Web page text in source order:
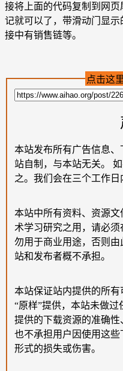
接将上面的代码复制到网
记就可以了，带滑动门显
接中有销售链等。
点击这
本站发布所有广告信息
站自制，与本站无关。
之。我们会在三个工作日
本站中所有资料、资源
术学习研究之用，请必
勿用于商业用途，否则
站和发布者概不承担。
本站保证站内提供的所
“原样”提供，本站未做
提供的下载资源的准确
也不承担用户因使用这
形式的损失或伤害。